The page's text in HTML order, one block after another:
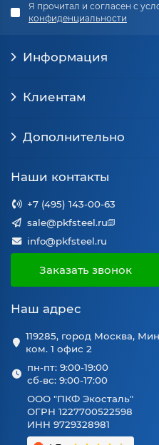
Я прочитал и согласен с
конфиденциальности
Информация
Клиентам
Дополнительно
Наши контакты
+7 (495) 143-00-63
sale@pkfsteel.ru
info@pkfsteel.ru
Заказать звонок
Наш адрес
119285, город Москва,
ком. 1 офис 2
пн-пт: 9:00-19:00
сб-вс: 9:00-17:00
ООО "ПКФ Экосталь"
ОГРН 1227700522598
ИНН 9729328981